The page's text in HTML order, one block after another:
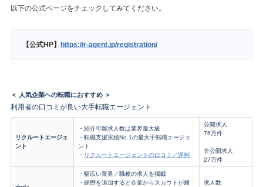
以下の公式ページをチェックしてみてください。
【公式HP】https://r-agent.jp/registration/
＜ 人気企業への転職におすすめ ＞
利用者の口コミが良い大手転職エージェント
リクルートエージェ
ント
・紹介可能求人数は業界最大級
・転職支援実績No.1の最大手転職エージェ
ント
・ リクルートエージェントの口コミ／評判
公開求人
76万件
非公開求人
27万件
・幅広い業界／職種の求人を掲載
・経歴を追加すると企業からスカウトが届
求人数